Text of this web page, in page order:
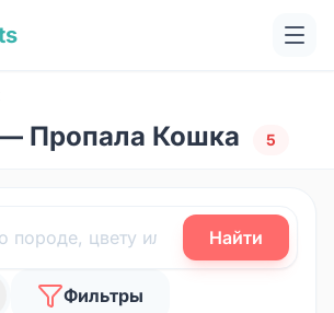
Пропала Кошка 5
Найти
Фильтры